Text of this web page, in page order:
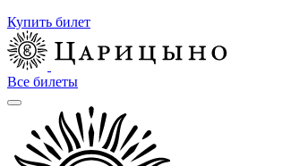
Купить билет
Все билеты